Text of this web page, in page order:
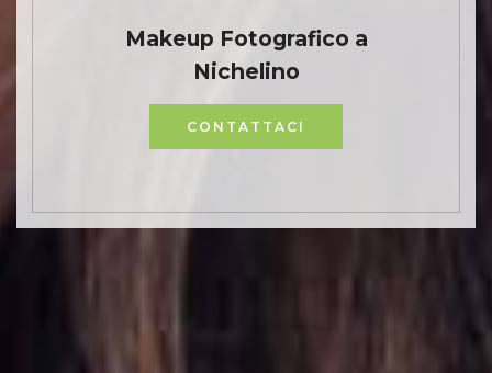
Makeup Fotografico a
Nichelino
CONTATTACI